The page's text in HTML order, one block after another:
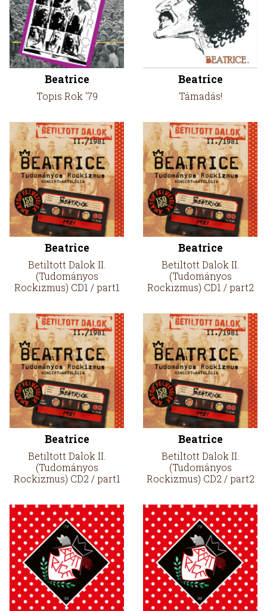
Beatrice
Topis Rok '79
Beatrice
Támadás!
Beatrice
Betiltott Dalok II.
(Tudományos
Rockizmus) CD1 / part1
Beatrice
Betiltott Dalok II.
(Tudományos
Rockizmus) CD1 / part2
Beatrice
Betiltott Dalok II.
(Tudományos
Rockizmus) CD2 / part1
Beatrice
Betiltott Dalok II.
(Tudományos
Rockizmus) CD2 / part2